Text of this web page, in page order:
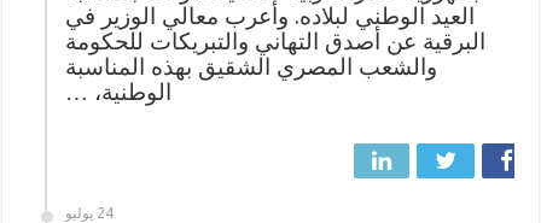
العيد الوطني لبلاده. وأعرب معالي الوزير في
البرقية عن أصدق التهاني والتبريكات للحكومة
والشعب المصري الشقيق بهذه المناسبة
الوطنية، …
24 يوليو